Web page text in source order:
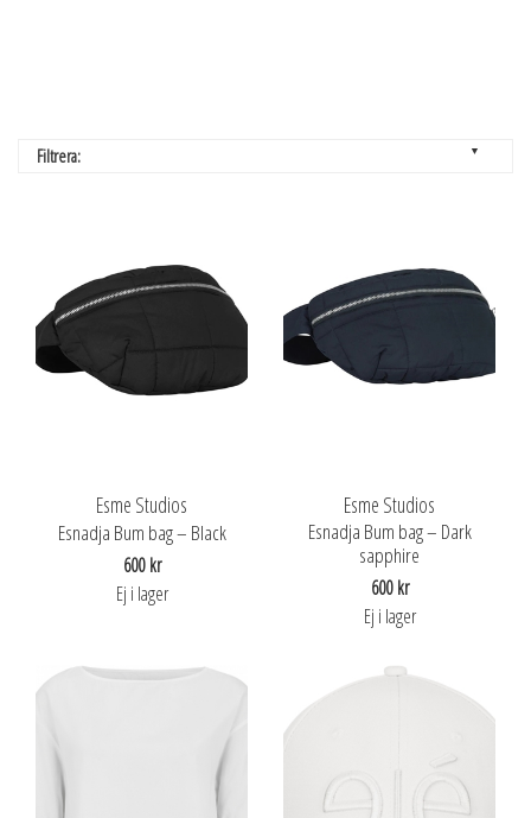
Filtrera: ▼
Esme Studios
Esnadja Bum bag – Black
600 kr
Ej i lager
Esme Studios
Esnadja Bum bag – Dark
sapphire
600 kr
Ej i lager